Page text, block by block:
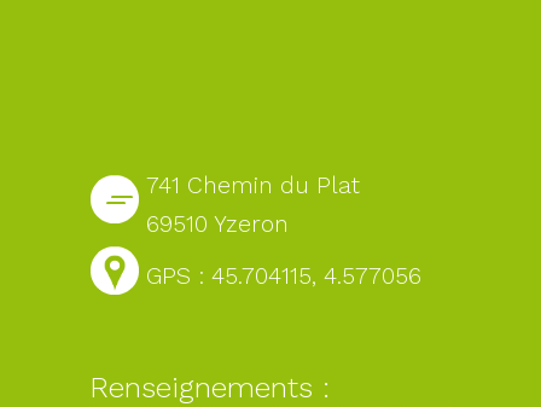
741 Chemin du Plat
69510 Yzeron
GPS : 45.704115, 4.577056
Renseignements :